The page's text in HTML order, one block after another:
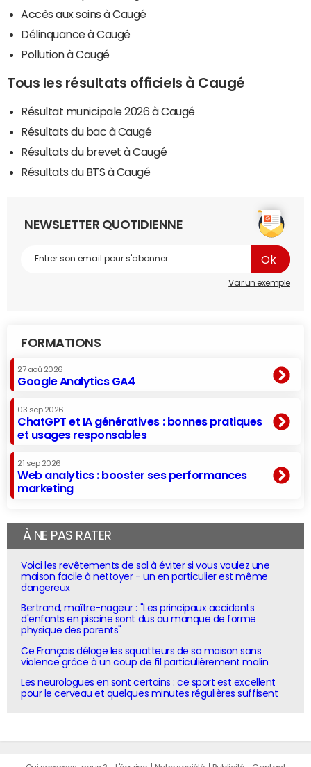
Accès aux soins à Caugé
Délinquance à Caugé
Pollution à Caugé
Tous les résultats officiels à Caugé
Résultat municipale 2026 à Caugé
Résultats du bac à Caugé
Résultats du brevet à Caugé
Résultats du BTS à Caugé
NEWSLETTER QUOTIDIENNE
Voir un exemple
FORMATIONS
27 aoû 2026
Google Analytics GA4
03 sep 2026
ChatGPT et IA génératives : bonnes pratiques
et usages responsables
21 sep 2026
Web analytics : booster ses performances
marketing
À NE PAS RATER
Voici les revêtements de sol à éviter si vous voulez une
maison facile à nettoyer - un en particulier est même
dangereux
Bertrand, maître-nageur : "Les principaux accidents
d'enfants en piscine sont dus au manque de forme
physique des parents"
Ce Français déloge les squatteurs de sa maison sans
violence grâce à un coup de fil particulièrement malin
Les neurologues en sont certains : ce sport est excellent
pour le cerveau et quelques minutes régulières suffisent